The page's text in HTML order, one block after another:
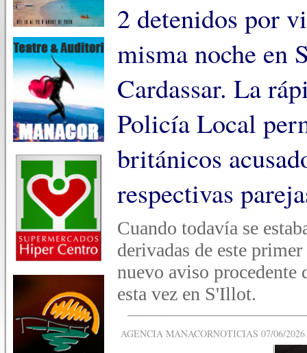
2 detenidos por
misma noche en
Cardassar. La
Policía Local
británicos
respectivas
Cuando todavía se
derivadas de este
nuevo aviso procedente
esta vez en S'Illot.
AGENCIA MANACORNOTICIAS 07/06/